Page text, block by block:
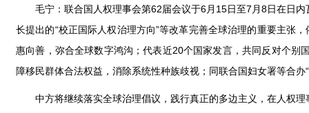
毛宁：联合国人权理事会第62届会议于6月15日至7月8日在日
长提出的“校正国际人权治理方向”等改革完善全球治理的重要主张
惠向善，弥合全球数字鸿沟；代表近20个国家发言，共同反对个
障移民群体合法权益，消除系统性种族歧视；同联合国妇女署等合
中方将继续落实全球治理倡议，践行真正的多边主义，在人权